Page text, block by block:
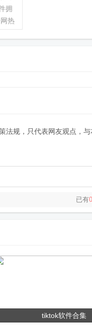
拥
热
法规，只代表网友观点，与
已有0
tiktok软件合集